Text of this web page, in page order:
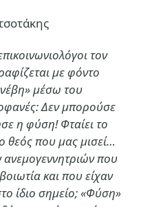
τον
με φόντο
μέσω του
Δεν μπορούσε
η φύση! Φταίει το
θεός που μας μισεί…
ανεμογεννητριών που
και που είχαν
ίδιο σημείο; «Φύση»